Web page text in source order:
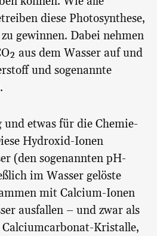
diese Photosynthese,
gewinnen. Dabei nehmen
aus dem Wasser auf und
und sogenannte
etwas für die Chemie-
Hydroxid-Ionen
(den sogenannten pH-
im Wasser gelöste
mit Calcium-Ionen
ausfallen – und zwar als
Kristalle,